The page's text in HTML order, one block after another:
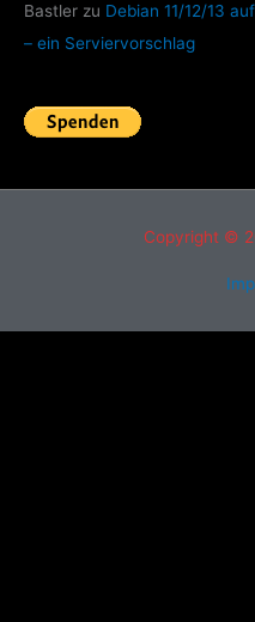
Bastler zu Debian 11/12/13
– ein Serviervorschlag
Copyright ©